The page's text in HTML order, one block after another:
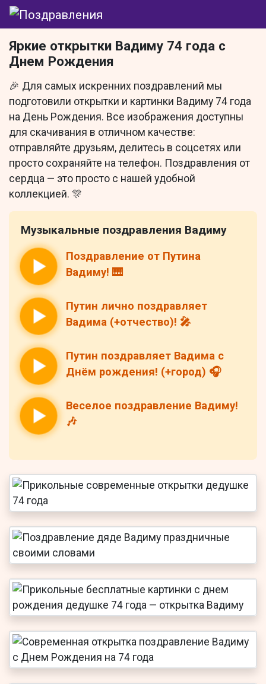
Яркие открытки Вадиму 74 года с
Днем Рождения
🎉 Для самых искренних поздравлений мы
подготовили открытки и картинки Вадиму 74 года
на День Рождения. Все изображения доступны
для скачивания в отличном качестве:
отправляйте друзьям, делитесь в соцсетях или
просто сохраняйте на телефон. Поздравления от
сердца — это просто с нашей удобной
коллекцией. 🎊
Музыкальные поздравления Вадиму
Поздравление от Путина
Вадиму! 🎹
Путин лично поздравляет
Вадима (+отчество)! 🎤
Путин поздравляет Вадима с
Днём рождения! (+город) 🎧
Веселое поздравление Вадиму!
🎶